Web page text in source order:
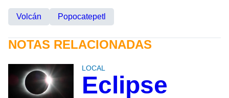
Volcán Popocatepetl
NOTAS RELACIONADAS
LOCAL
Eclipse